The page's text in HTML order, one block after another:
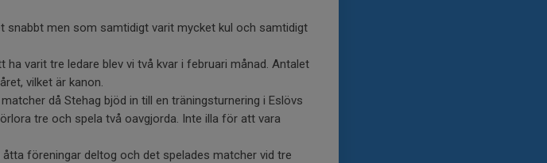
snabbt men som samtidigt varit mycket kul och samtidigt
varit tre ledare blev vi två kvar i februari månad. Antalet
vilket är kanon.
då Stehag bjöd in till en träningsturnering i Eslövs
tre och spela två oavgjorda. Inte illa för att vara
åtta föreningar deltog och det spelades matcher vid tre